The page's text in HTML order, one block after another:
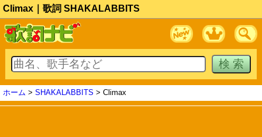
Climax｜歌詞 SHAKALABBITS
ホーム > SHAKALABBITS > Climax